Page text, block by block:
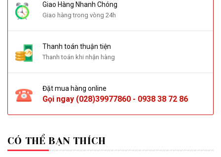
Giao Hàng Nhanh Chóng
Giao hàng trong vòng 24h
Thanh toán thuận tiện
Thanh toán khi nhận hàng
Đặt mua hàng online
Gọi ngay (028)39977860 - 0938 38 72 86
CÓ THỂ BẠN THÍCH